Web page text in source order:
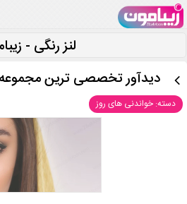
لنز رنگی -
دیدآور تخصصی ترین
دسته: خواندنی های روز